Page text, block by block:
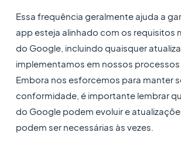
Essa frequência geralmente ajuda a
app esteja alinhado com os requisitos
do Google, incluindo quaisquer
implementamos em nossos processos
Embora nos esforcemos para manter
conformidade, é importante lembrar
do Google podem evoluir e
podem ser necessárias às vezes.